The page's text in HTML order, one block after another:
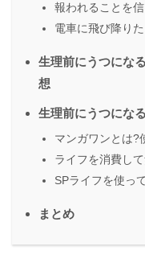
報われることを
電車に飛び降り
生理前にうつにな
想
生理前にうつにな
マンガワンとは?
ライフを消費し
SPライフを使っ
まとめ